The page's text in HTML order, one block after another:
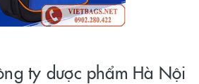
ty dược phẩm Hà Nội